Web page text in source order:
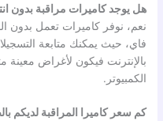
هل يوجد كاميرات مراقبة بدون
نعم، نوفر كاميرات تعمل بدون
فاي، حيث يمكنك متابعة
بالإنترنت فيكون لأغراض معينة
الكمبيوتر.
كم سعر كاميرا المراقبة لديكم